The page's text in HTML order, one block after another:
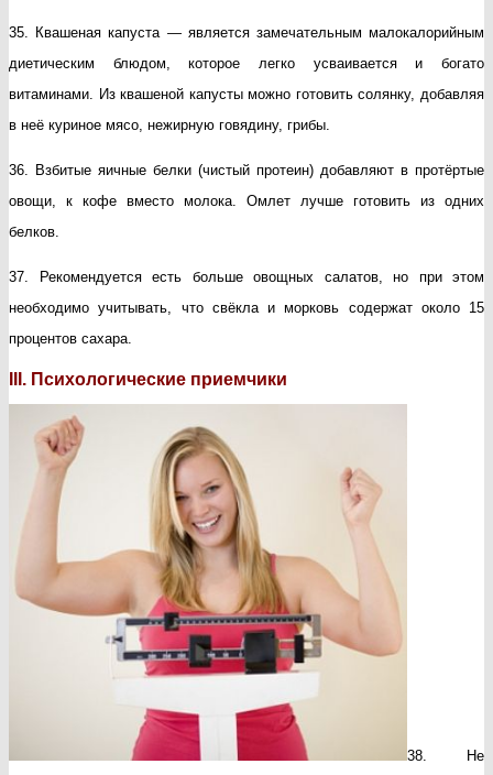
35. Квашеная капуста — является замечательным малокалорийным
диетическим блюдом, которое легко усваивается и богато
витаминами. Из квашеной капусты можно готовить солянку, добавляя
в неё куриное мясо, нежирную говядину, грибы.
36. Взбитые яичные белки (чистый протеин) добавляют в протёртые
овощи, к кофе вместо молока. Омлет лучше готовить из одних
белков.
37. Рекомендуется есть больше овощных салатов, но при этом
необходимо учитывать, что свёкла и морковь содержат около 15
процентов сахара.
III. Психологические приемчики
38. Не